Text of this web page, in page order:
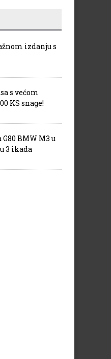
izdanju s
s većom
KS snage!
BMW M3 u
3 ikada